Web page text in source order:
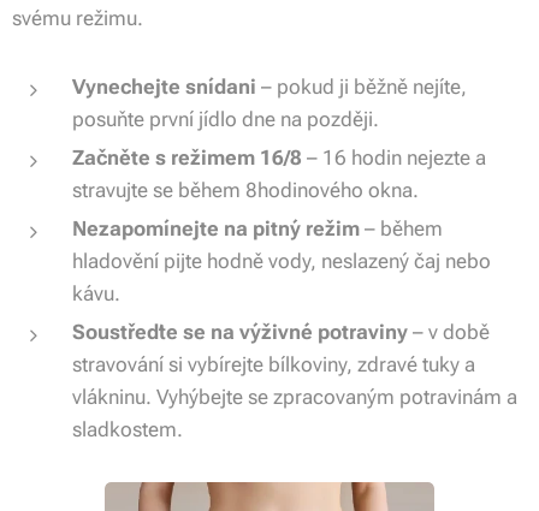
svému režimu.
Vynechejte snídani – pokud ji běžně nejíte,
posuňte první jídlo dne na později.
Začněte s režimem 16/8 – 16 hodin nejezte a
stravujte se během 8hodinového okna.
Nezapomínejte na pitný režim – během
hladovění pijte hodně vody, neslazený čaj nebo
kávu.
Soustřeďte se na výživné potraviny – v době
stravování si vybírejte bílkoviny, zdravé tuky a
vlákninu. Vyhýbejte se zpracovaným potravinám a
sladkostem.